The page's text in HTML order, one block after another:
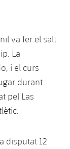
va fer el salt
La
i el curs
durant
pel Las
disputat 12